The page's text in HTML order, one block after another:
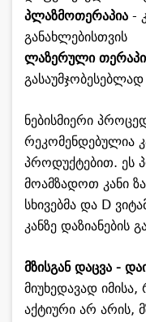
პლაზმოთერაპია -
განახლებისთვის
ლაზერული
გასაუმჯობესებლად
ნებისმიერი
რეკომენდებულია
პროდუქტებით. ეს
მოამზადოთ კანი
სხივებმა და D
კანზე დაზიანების
მზისგან დაცვა -
მიუხედავად
აქტიური არ არის,